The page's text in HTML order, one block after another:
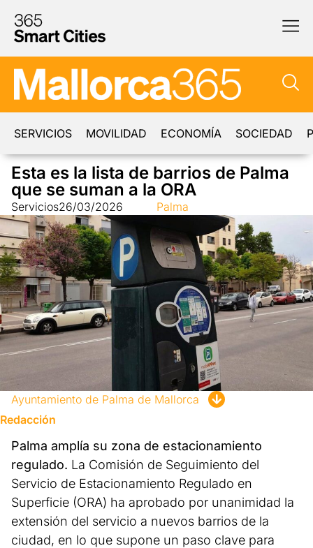
SERVICIOS MOVILIDAD ECONOMÍA SOCIEDAD
Esta es la lista de barrios de Palma
que se suman a la ORA
Servicios26/03/2026 Palma
Ayuntamiento de Palma de Mallorca
Redacción
Palma amplía su zona de estacionamiento
regulado. La Comisión de Seguimiento del
Servicio de Estacionamiento Regulado en
Superficie (ORA) ha aprobado por unanimidad la
extensión del servicio a nuevos barrios de la
ciudad, en lo que supone un paso clave para